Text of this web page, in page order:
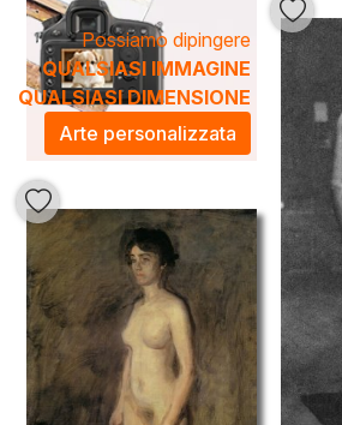
Possiamo dipingere
QUALSIASI IMMAGINE
QUALSIASI DIMENSIONE
Arte personalizzata